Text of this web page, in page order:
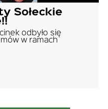
Sołeckie
odbyło się
w ramach